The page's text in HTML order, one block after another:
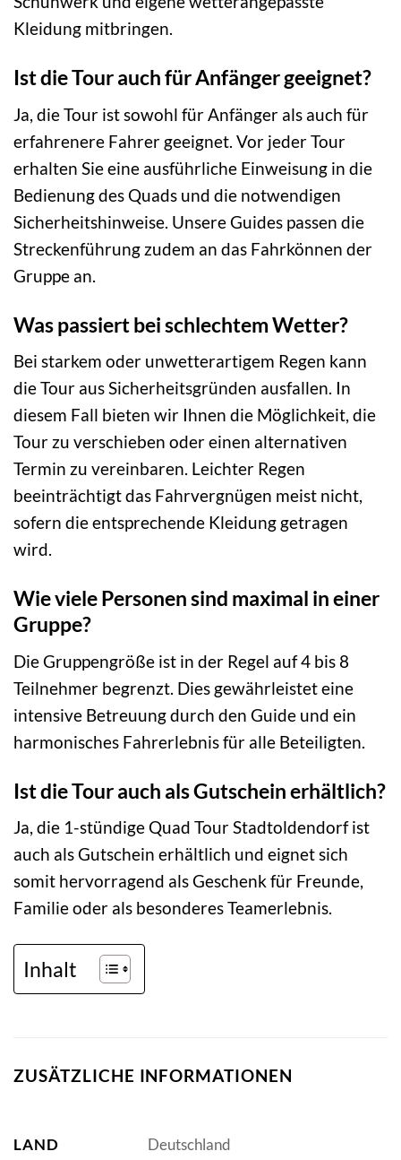
Kleidung mitbringen.
Ist die Tour auch für Anfänger geeignet?
Ja, die Tour ist sowohl für Anfänger als auch für
erfahrenere Fahrer geeignet. Vor jeder Tour
erhalten Sie eine ausführliche Einweisung in die
Bedienung des Quads und die notwendigen
Sicherheitshinweise. Unsere Guides passen die
Streckenführung zudem an das Fahrkönnen der
Gruppe an.
Was passiert bei schlechtem Wetter?
Bei starkem oder unwetterartigem Regen kann
die Tour aus Sicherheitsgründen ausfallen. In
diesem Fall bieten wir Ihnen die Möglichkeit, die
Tour zu verschieben oder einen alternativen
Termin zu vereinbaren. Leichter Regen
beeinträchtigt das Fahrvergnügen meist nicht,
sofern die entsprechende Kleidung getragen
wird.
Wie viele Personen sind maximal in einer
Gruppe?
Die Gruppengröße ist in der Regel auf 4 bis 8
Teilnehmer begrenzt. Dies gewährleistet eine
intensive Betreuung durch den Guide und ein
harmonisches Fahrerlebnis für alle Beteiligten.
Ist die Tour auch als Gutschein erhältlich?
Ja, die 1-stündige Quad Tour Stadtoldendorf ist
auch als Gutschein erhältlich und eignet sich
somit hervorragend als Geschenk für Freunde,
Familie oder als besonderes Teamerlebnis.
Inhalt
ZUSÄTZLICHE INFORMATIONEN
LAND Deutschland